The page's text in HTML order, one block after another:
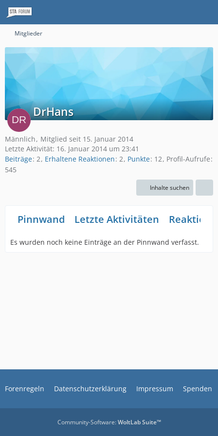
Mitglieder
DrHans
Männlich
Mitglied seit 15. Januar 2014
Letzte Aktivität: 16. Januar 2014 um 23:41
Beiträge 2 Erhaltene Reaktionen 2 Punkte 12 Profil-Aufrufe
545
Inhalte suchen
Pinnwand Letzte Aktivitäten
Es wurden noch keine Einträge an der Pinnwand verfasst.
Forenregeln Datenschutzerklärung Impressum Spenden
Community-Software:WoltLab Suite™